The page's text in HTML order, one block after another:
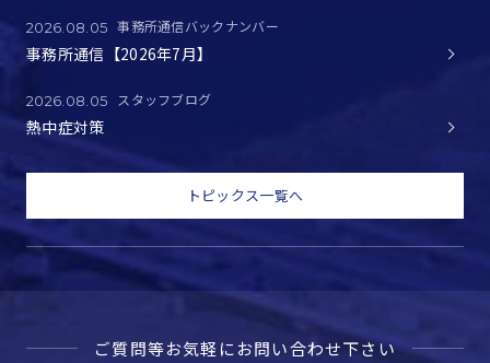
2026.08.05 事務所通信バックナンバー
事務所通信【2026年7月】
2026.08.05 スタッフブログ
熱中症対策
トピックス一覧へ
ご質問等お気軽にお問い合わせ下さい